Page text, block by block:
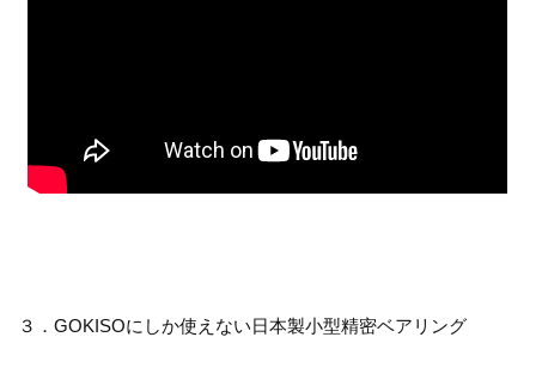
３．GOKISOにしか使えない日本製小型精密ベアリング